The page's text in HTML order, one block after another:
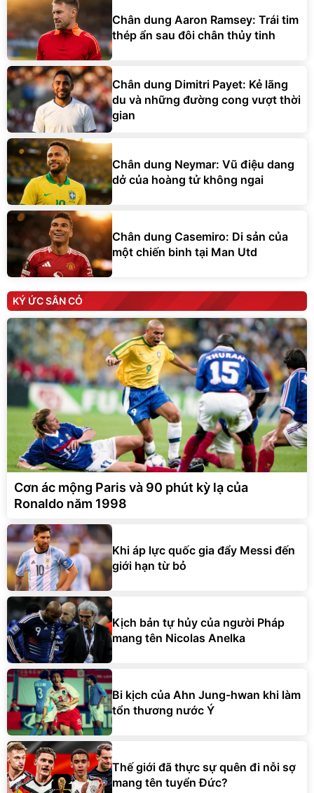
Chân dung Aaron Ramsey: Trái tim
thép ẩn sau đôi chân thủy tinh
Chân dung Dimitri Payet: Kẻ lãng
du và những đường cong vượt thời
gian
Chân dung Neymar: Vũ điệu dang
dở của hoàng tử không ngai
Chân dung Casemiro: Di sản của
một chiến binh tại Man Utd
KÝ ỨC SÂN CỎ
Cơn ác mộng Paris và 90 phút kỳ lạ của
Ronaldo năm 1998
Khi áp lực quốc gia đẩy Messi đến
giới hạn từ bỏ
Kịch bản tự hủy của người Pháp
mang tên Nicolas Anelka
Bi kịch của Ahn Jung-hwan khi làm
tổn thương nước Ý
Thế giới đã thực sự quên đi nỗi sợ
mang tên tuyển Đức?